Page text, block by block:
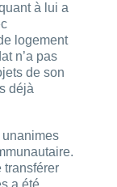
à lui a
logement
n’a pas
de son
déjà
unanimes
transférer
a été